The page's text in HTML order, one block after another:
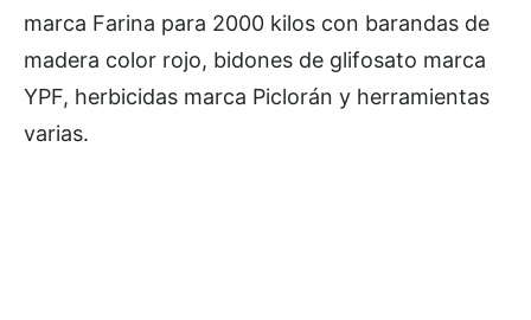
marca Farina para 2000 kilos con barandas de
madera color rojo, bidones de glifosato marca
YPF, herbicidas marca Piclorán y herramientas
varias.